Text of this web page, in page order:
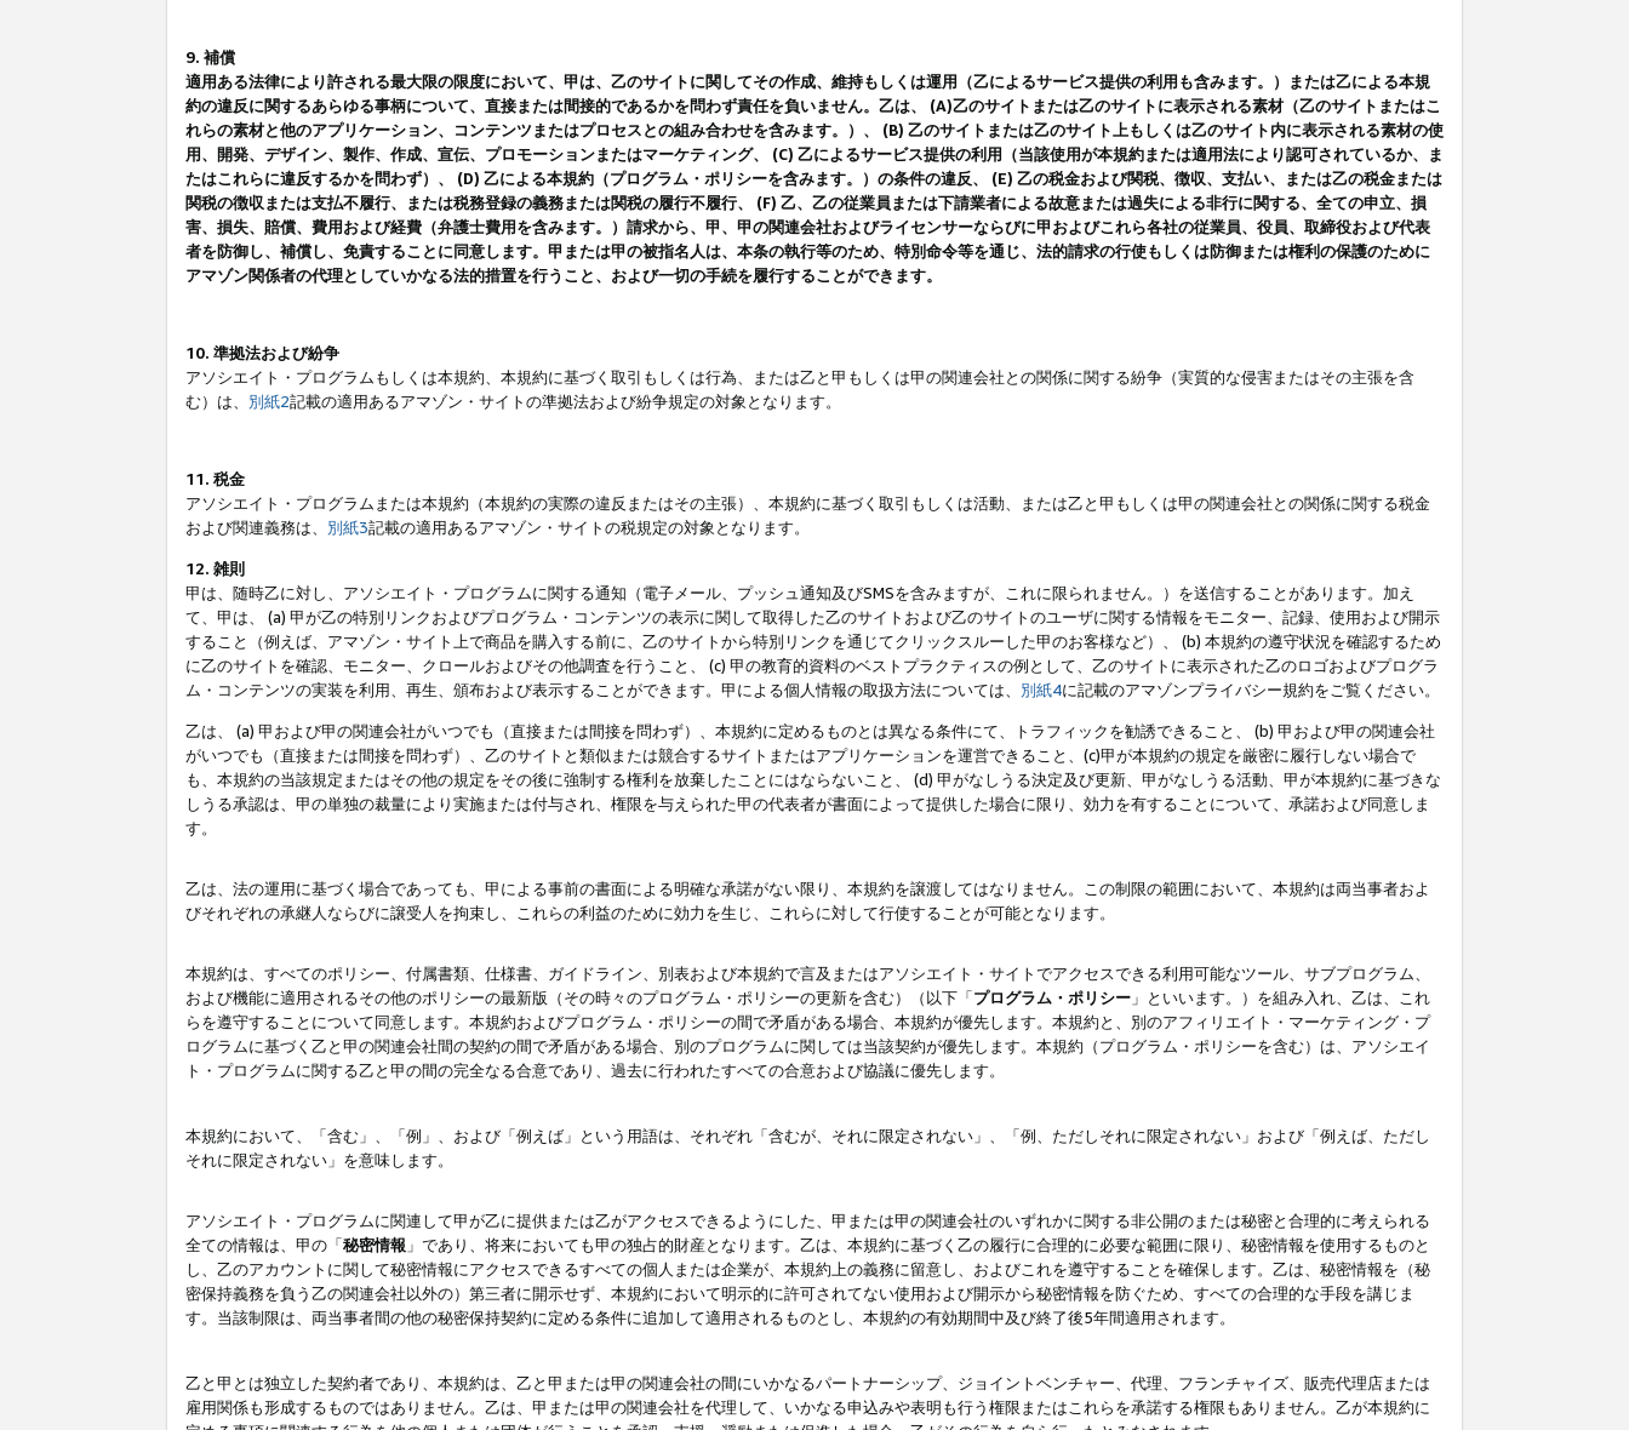
9. 補償
適用ある法律により許される最大限の限度において、甲は、乙のサイトに関してその作成、維持もしくは運用（乙によるサービス提供の利用も含みます。）または乙による本規
約の違反に関するあらゆる事柄について、直接または間接的であるかを問わず責任を負いません。乙は、 (A)乙のサイトまたは乙のサイトに表示される素材（乙のサイトまたはこ
れらの素材と他のアプリケーション、コンテンツまたはプロセスとの組み合わせを含みます。）、 (B) 乙のサイトまたは乙のサイト上もしくは乙のサイト内に表示される素材の使
用、開発、デザイン、製作、作成、宣伝、プロモーションまたはマーケティング、 (C) 乙によるサービス提供の利用（当該使用が本規約または適用法により認可されているか、ま
たはこれらに違反するかを問わず）、 (D) 乙による本規約（プログラム・ポリシーを含みます。）の条件の違反、 (E) 乙の税金および関税、徴収、支払い、または乙の税金または
関税の徴収または支払不履行、または税務登録の義務または関税の履行不履行、 (F) 乙、乙の従業員または下請業者による故意または過失による非行に関する、全ての申立、損
害、損失、賠償、費用および経費（弁護士費用を含みます。）請求から、甲、甲の関連会社およびライセンサーならびに甲およびこれら各社の従業員、役員、取締役および代表
者を防御し、補償し、免責することに同意します。甲または甲の被指名人は、本条の執行等のため、特別命令等を通じ、法的請求の行使もしくは防御または権利の保護のために
アマゾン関係者の代理としていかなる法的措置を行うこと、および一切の手続を履行することができます。
10. 準拠法および紛争
アソシエイト・プログラムもしくは本規約、本規約に基づく取引もしくは行為、または乙と甲もしくは甲の関連会社との関係に関する紛争（実質的な侵害またはその主張を含
む）は、 別紙2記載の適用あるアマゾン・サイトの準拠法および紛争規定の対象となります。
11. 税金
アソシエイト・プログラムまたは本規約（本規約の実際の違反またはその主張）、本規約に基づく取引もしくは活動、または乙と甲もしくは甲の関連会社との関係に関する税金
および関連義務は、 別紙3記載の適用あるアマゾン・サイトの税規定の対象となります。
12. 雑則
甲は、随時乙に対し、アソシエイト・プログラムに関する通知（電子メール、プッシュ通知及びSMSを含みますが、これに限られません。）を送信することがあります。加え
て、甲は、 (a) 甲が乙の特別リンクおよびプログラム・コンテンツの表示に関して取得した乙のサイトおよび乙のサイトのユーザに関する情報をモニター、記録、使用および開示
すること（例えば、アマゾン・サイト上で商品を購入する前に、乙のサイトから特別リンクを通じてクリックスルーした甲のお客様など）、 (b) 本規約の遵守状況を確認するため
に乙のサイトを確認、モニター、クロールおよびその他調査を行うこと、 (c) 甲の教育的資料のベストプラクティスの例として、乙のサイトに表示された乙のロゴおよびプログラ
ム・コンテンツの実装を利用、再生、頒布および表示することができます。甲による個人情報の取扱方法については、 別紙4に記載のアマゾンプライバシー規約をご覧ください。
乙は、 (a) 甲および甲の関連会社がいつでも（直接または間接を問わず）、本規約に定めるものとは異なる条件にて、トラフィックを勧誘できること、 (b) 甲および甲の関連会社
がいつでも（直接または間接を問わず）、乙のサイトと類似または競合するサイトまたはアプリケーションを運営できること、(c)甲が本規約の規定を厳密に履行しない場合で
も、本規約の当該規定またはその他の規定をその後に強制する権利を放棄したことにはならないこと、 (d) 甲がなしうる決定及び更新、甲がなしうる活動、甲が本規約に基づきな
しうる承認は、甲の単独の裁量により実施または付与され、権限を与えられた甲の代表者が書面によって提供した場合に限り、効力を有することについて、承諾および同意しま
す。
乙は、法の運用に基づく場合であっても、甲による事前の書面による明確な承諾がない限り、本規約を譲渡してはなりません。この制限の範囲において、本規約は両当事者およ
びそれぞれの承継人ならびに譲受人を拘束し、これらの利益のために効力を生じ、これらに対して行使することが可能となります。
本規約は、すべてのポリシー、付属書類、仕様書、ガイドライン、別表および本規約で言及またはアソシエイト・サイトでアクセスできる利用可能なツール、サブプログラム、
および機能に適用されるその他のポリシーの最新版（その時々のプログラム・ポリシーの更新を含む）（以下「プログラム・ポリシー 」といいます。）を組み入れ、乙は、これ
らを遵守することについて同意します。本規約およびプログラム・ポリシーの間で矛盾がある場合、本規約が優先します。本規約と、別のアフィリエイト・マーケティング・プ
ログラムに基づく乙と甲の関連会社間の契約の間で矛盾がある場合、別のプログラムに関しては当該契約が優先します。本規約（プログラム・ポリシーを含む）は、アソシエイ
ト・プログラムに関する乙と甲の間の完全なる合意であり、過去に行われたすべての合意および協議に優先します。
本規約において、「含む」、「例」、および「例えば」という用語は、それぞれ「含むが、それに限定されない」、「例、ただしそれに限定されない」および「例えば、ただし
それに限定されない」を意味します。
アソシエイト・プログラムに関連して甲が乙に提供または乙がアクセスできるようにした、甲または甲の関連会社のいずれかに関する非公開のまたは秘密と合理的に考えられる
全ての情報は、甲の「秘密情報 」であり、将来においても甲の独占的財産となります。乙は、本規約に基づく乙の履行に合理的に必要な範囲に限り、秘密情報を使用するものと
し、乙のアカウントに関して秘密情報にアクセスできるすべての個人または企業が、本規約上の義務に留意し、およびこれを遵守することを確保します。乙は、秘密情報を（秘
密保持義務を負う乙の関連会社以外の）第三者に開示せず、本規約において明示的に許可されてない使用および開示から秘密情報を防ぐため、すべての合理的な手段を講じま
す。当該制限は、両当事者間の他の秘密保持契約に定める条件に追加して適用されるものとし、本規約の有効期間中及び終了後5年間適用されます。
乙と甲とは独立した契約者であり、本規約は、乙と甲または甲の関連会社の間にいかなるパートナーシップ、ジョイントベンチャー、代理、フランチャイズ、販売代理店または
雇用関係も形成するものではありません。乙は、甲または甲の関連会社を代理して、いかなる申込みや表明も行う権限またはこれらを承諾する権限もありません。乙が本規約に